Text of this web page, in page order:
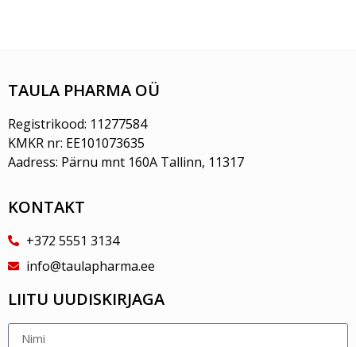
TAULA PHARMA OÜ
Registrikood: 11277584
KMKR nr: EE101073635
Aadress: Pärnu mnt 160A Tallinn, 11317
KONTAKT
+372 5551 3134
info@taulapharma.ee
LIITU UUDISKIRJAGA